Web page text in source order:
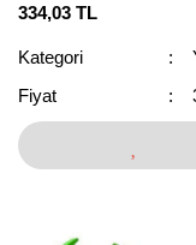
334,03 TL
Kategori
Fiyat
Goji Berry Fidanı